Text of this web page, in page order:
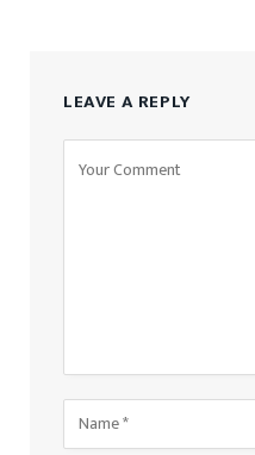
LEAVE A REPLY